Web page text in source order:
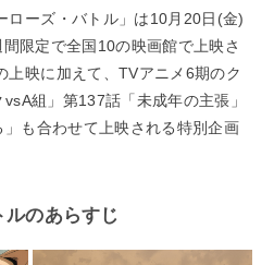
ーズ・バトル」は10月20日(金)
限定で全国10の映画館で上映さ
上映に加えて、TVアニメ6期のク
組」第137話「未成年の主張」
も合わせて上映される特別企画
のあらすじ